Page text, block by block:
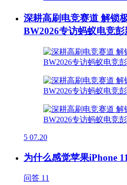
深耕高刷电竞赛道 解
BW2026专访蚂蚁电竞彭
5 07.20
为什么感觉苹果iPhone
问答 11